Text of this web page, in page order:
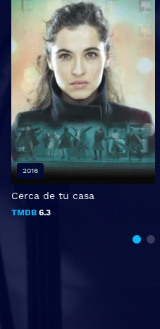
Cerca de tu casa
TMDB 6.3
2016